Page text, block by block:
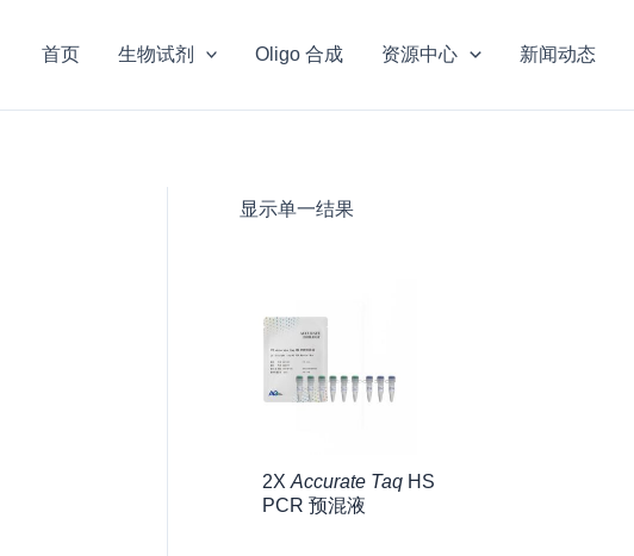
首页 生物试剂 Oligo 合成 资源中心 新闻动态
显示单一结果
2XAccurate Taq HS
PCR 预混液